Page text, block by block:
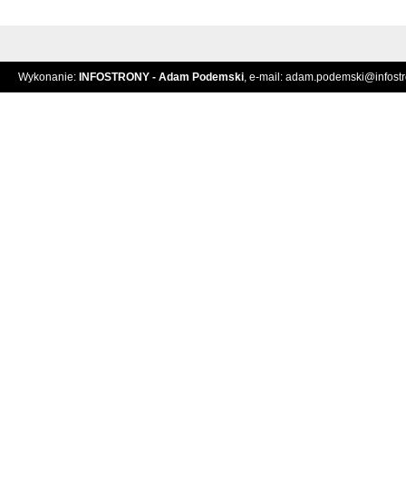
Wykonanie: INFOSTRONY - Adam Podemski, e-mail: